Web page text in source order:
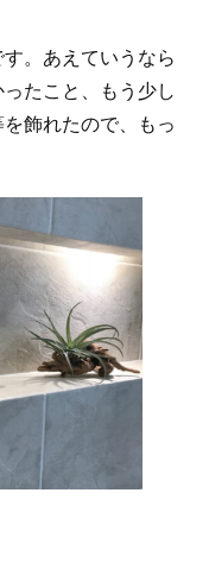
。あえていうなら
たこと、もう少し
飾れたので、もっ